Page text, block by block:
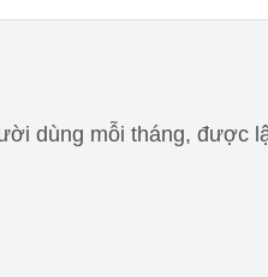
dùng mỗi tháng, được